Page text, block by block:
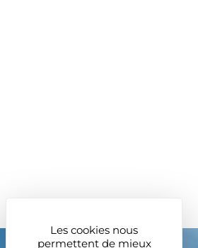
Les cookies nous
permettent de mieux